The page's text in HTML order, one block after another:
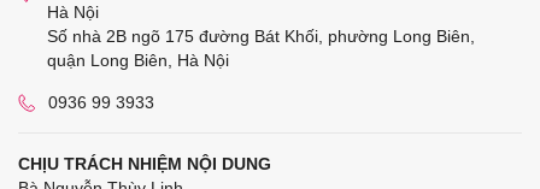
Hà Nội
Số nhà 2B ngõ 175 đường Bát Khối, phường Long Biên,
quận Long Biên, Hà Nội
0936 99 3933
CHỊU TRÁCH NHIỆM NỘI DUNG